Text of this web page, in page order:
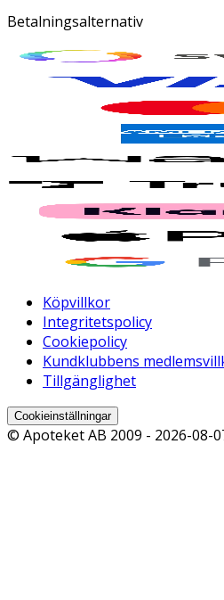
Betalningsalternativ
Köpvillkor
Integritetspolicy
Cookiepolicy
Kundklubbens
Tillgänglighet
Cookieinställningar
© Apoteket AB 2009 - 2026-08-